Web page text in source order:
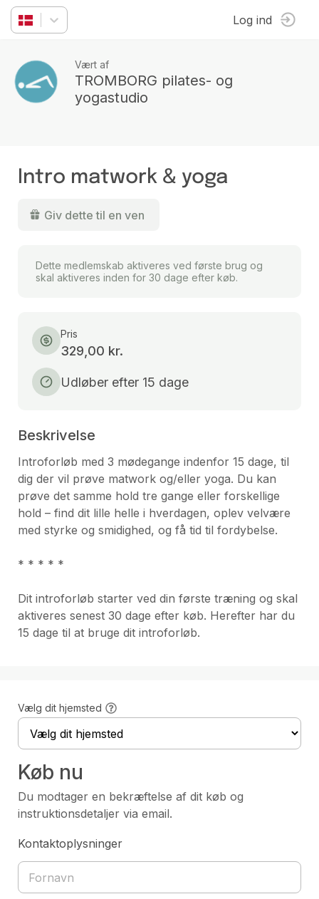
Log ind
Vært af
TROMBORG pilates- og
yogastudio
Intro matwork & yoga
Giv dette til en ven
Dette medlemskab aktiveres ved første brug og
skal aktiveres inden for 30 dage efter køb.
Pris
329,00 kr.
Udløber efter 15 dage
Beskrivelse
Introforløb med 3 mødegange indenfor 15 dage, til
dig der vil prøve matwork og/eller yoga. Du kan
prøve det samme hold tre gange eller forskellige
hold – find dit lille helle i hverdagen, oplev velvære
med styrke og smidighed, og få tid til fordybelse.
* * * * *
Dit introforløb starter ved din første træning og skal
aktiveres senest 30 dage efter køb. Herefter har du
15 dage til at bruge dit introforløb.
Vælg dit hjemsted
Køb nu
Du modtager en bekræftelse af dit køb og
instruktionsdetaljer via email.
Kontaktoplysninger